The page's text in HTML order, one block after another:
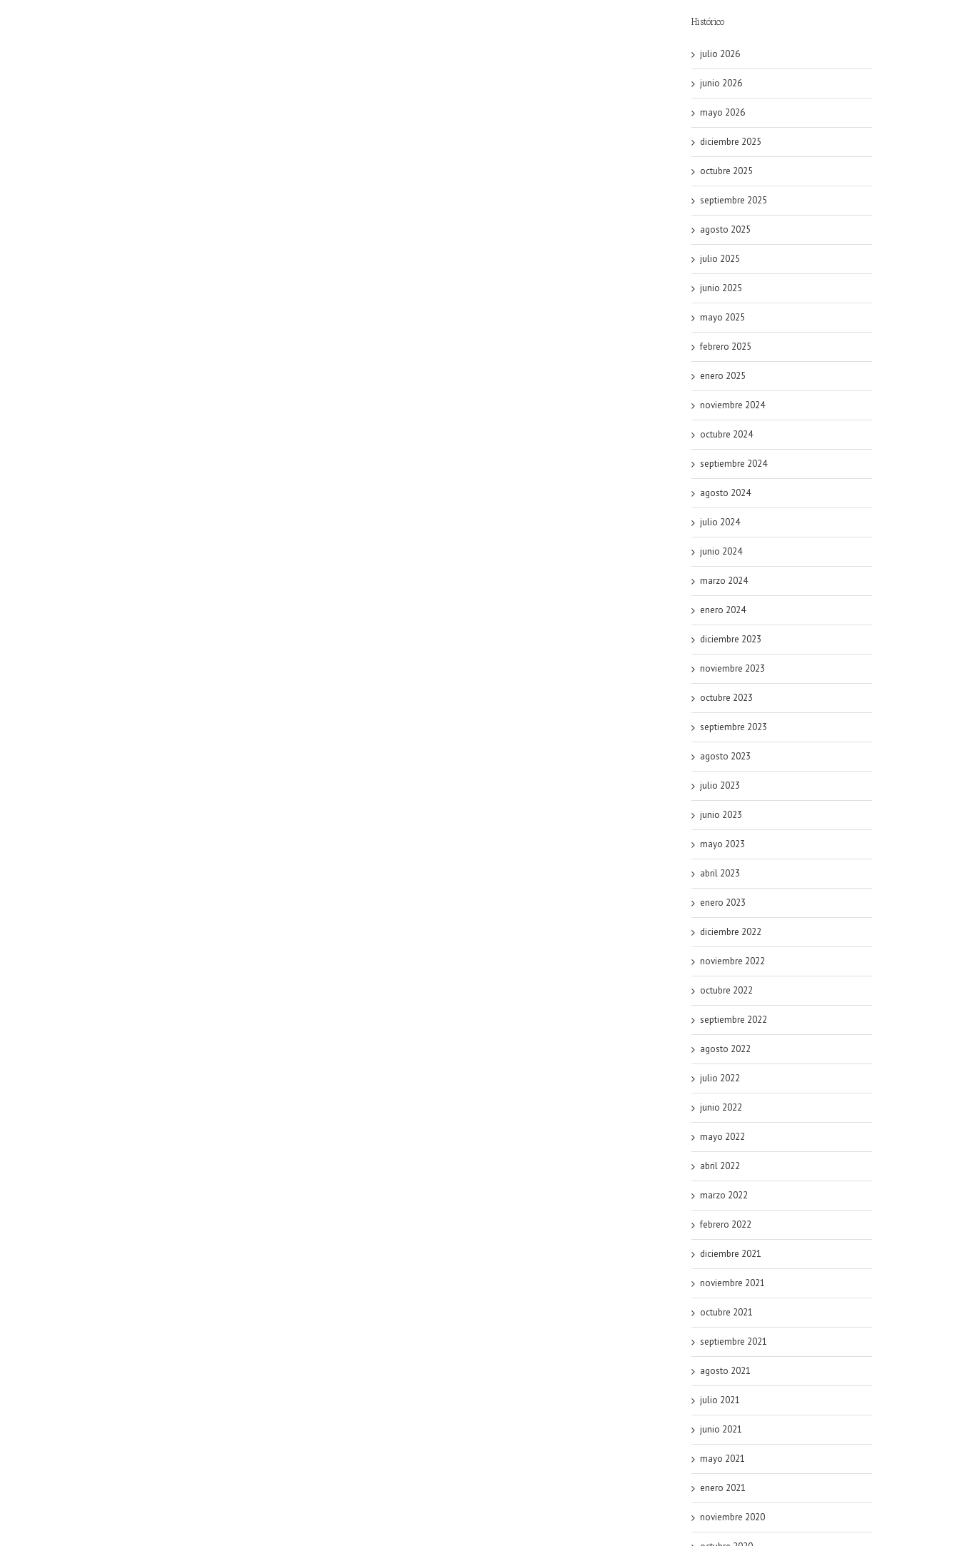
Histórico
julio 2026
junio 2026
mayo 2026
diciembre 2025
octubre 2025
septiembre 2025
agosto 2025
julio 2025
junio 2025
mayo 2025
febrero 2025
enero 2025
noviembre 2024
octubre 2024
septiembre 2024
agosto 2024
julio 2024
junio 2024
marzo 2024
enero 2024
diciembre 2023
noviembre 2023
octubre 2023
septiembre 2023
agosto 2023
julio 2023
junio 2023
mayo 2023
abril 2023
enero 2023
diciembre 2022
noviembre 2022
octubre 2022
septiembre 2022
agosto 2022
julio 2022
junio 2022
mayo 2022
abril 2022
marzo 2022
febrero 2022
diciembre 2021
noviembre 2021
octubre 2021
septiembre 2021
agosto 2021
julio 2021
junio 2021
mayo 2021
enero 2021
noviembre 2020